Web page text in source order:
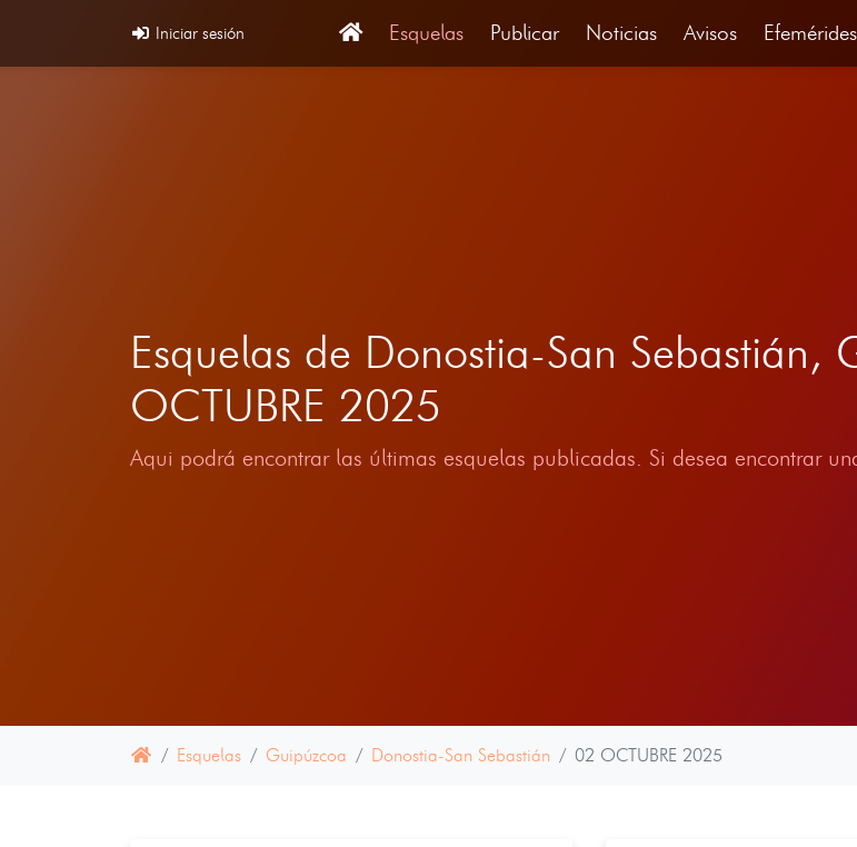
Iniciar sesión Esquelas Publicar Noticias Avisos Efemérides
Esquelas de Donostia-San Sebastián,
OCTUBRE 2025
Aqui podrá encontrar las últimas esquelas publicadas. Si desea encontrar
Esquelas Guipúzcoa Donostia-San Sebastián 02 OCTUBRE 2025